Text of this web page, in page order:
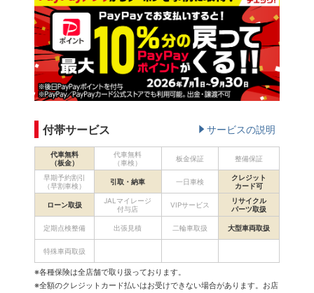
付帯サービス サービスの説明
代車無料
（板金）
代車無料
（車検）
板金保証 整備保証
早期予約割引
（早割車検）
引取・納車 一日車検
クレジット
カード可
ローン取扱
JALマイレージ
付与店
VIPサービス
リサイクル
パーツ取扱
定期点検整備 出張見積 二輪車取扱 大型車両取扱
特殊車両取扱
※各種保険は全店舗で取り扱っております。
※全額のクレジットカード払いはお受けできない場合があります。お店